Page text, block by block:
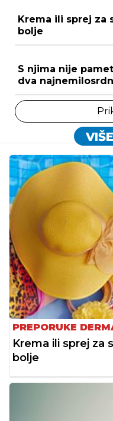
Krema ili sprej za
bolje
S njima nije
dva
PREPORUKE
Krema ili sprej za
bolje